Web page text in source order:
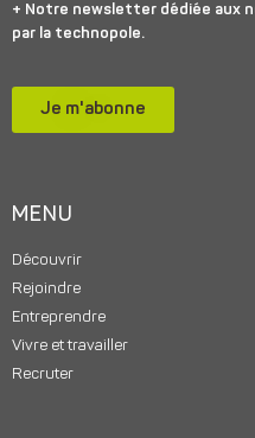
+ Notre newsletter dédiée aux
par la technopole.
Je m'abonne
MENU
Découvrir
Rejoindre
Entreprendre
Vivre et travailler
Recruter